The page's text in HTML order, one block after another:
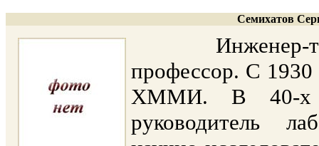
Семихатов
Инженер-
профессор. С 1930
ХММИ. В 40-х
руководитель